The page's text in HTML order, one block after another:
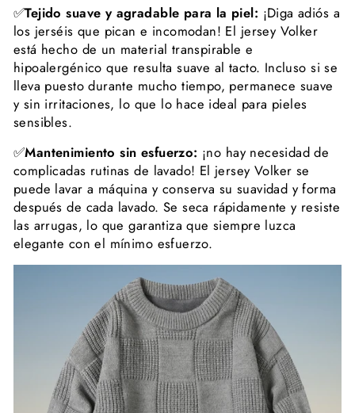
✅Tejido suave y agradable para la piel: ¡Diga adiós a
los jerséis que pican e incomodan! El jersey Volker
está hecho de un material transpirable e
hipoalergénico que resulta suave al tacto. Incluso si se
lleva puesto durante mucho tiempo, permanece suave
y sin irritaciones, lo que lo hace ideal para pieles
sensibles.
✅Mantenimiento sin esfuerzo: ¡no hay necesidad de
complicadas rutinas de lavado! El jersey Volker se
puede lavar a máquina y conserva su suavidad y forma
después de cada lavado. Se seca rápidamente y resiste
las arrugas, lo que garantiza que siempre luzca
elegante con el mínimo esfuerzo.